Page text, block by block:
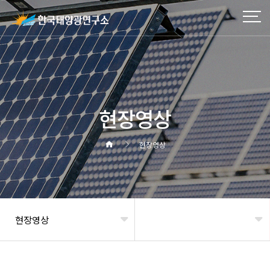
현장영상
현장영상
현장영상